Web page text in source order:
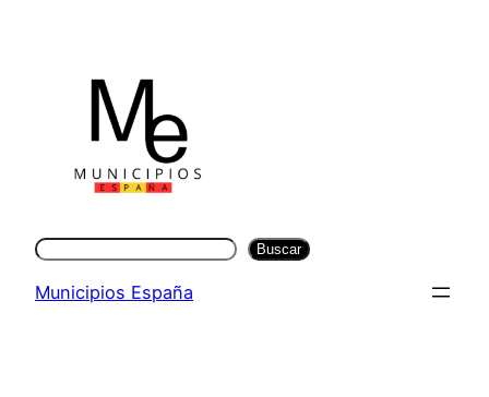
contenido
Buscar Buscar
Municipios España